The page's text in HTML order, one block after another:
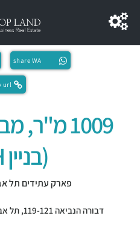
share WA
url
1009
(בניין 10H)
פארק עתידים תל
דבורה הנביאה 119-121, תל